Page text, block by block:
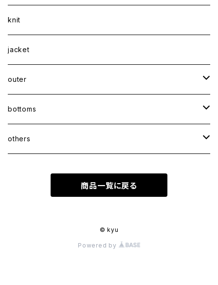
shirt
Tee
sweatshirt
knit
jacket
outer
coat
jacket
bottoms
pants
others
商品一覧に戻る
© kyu
Powered by